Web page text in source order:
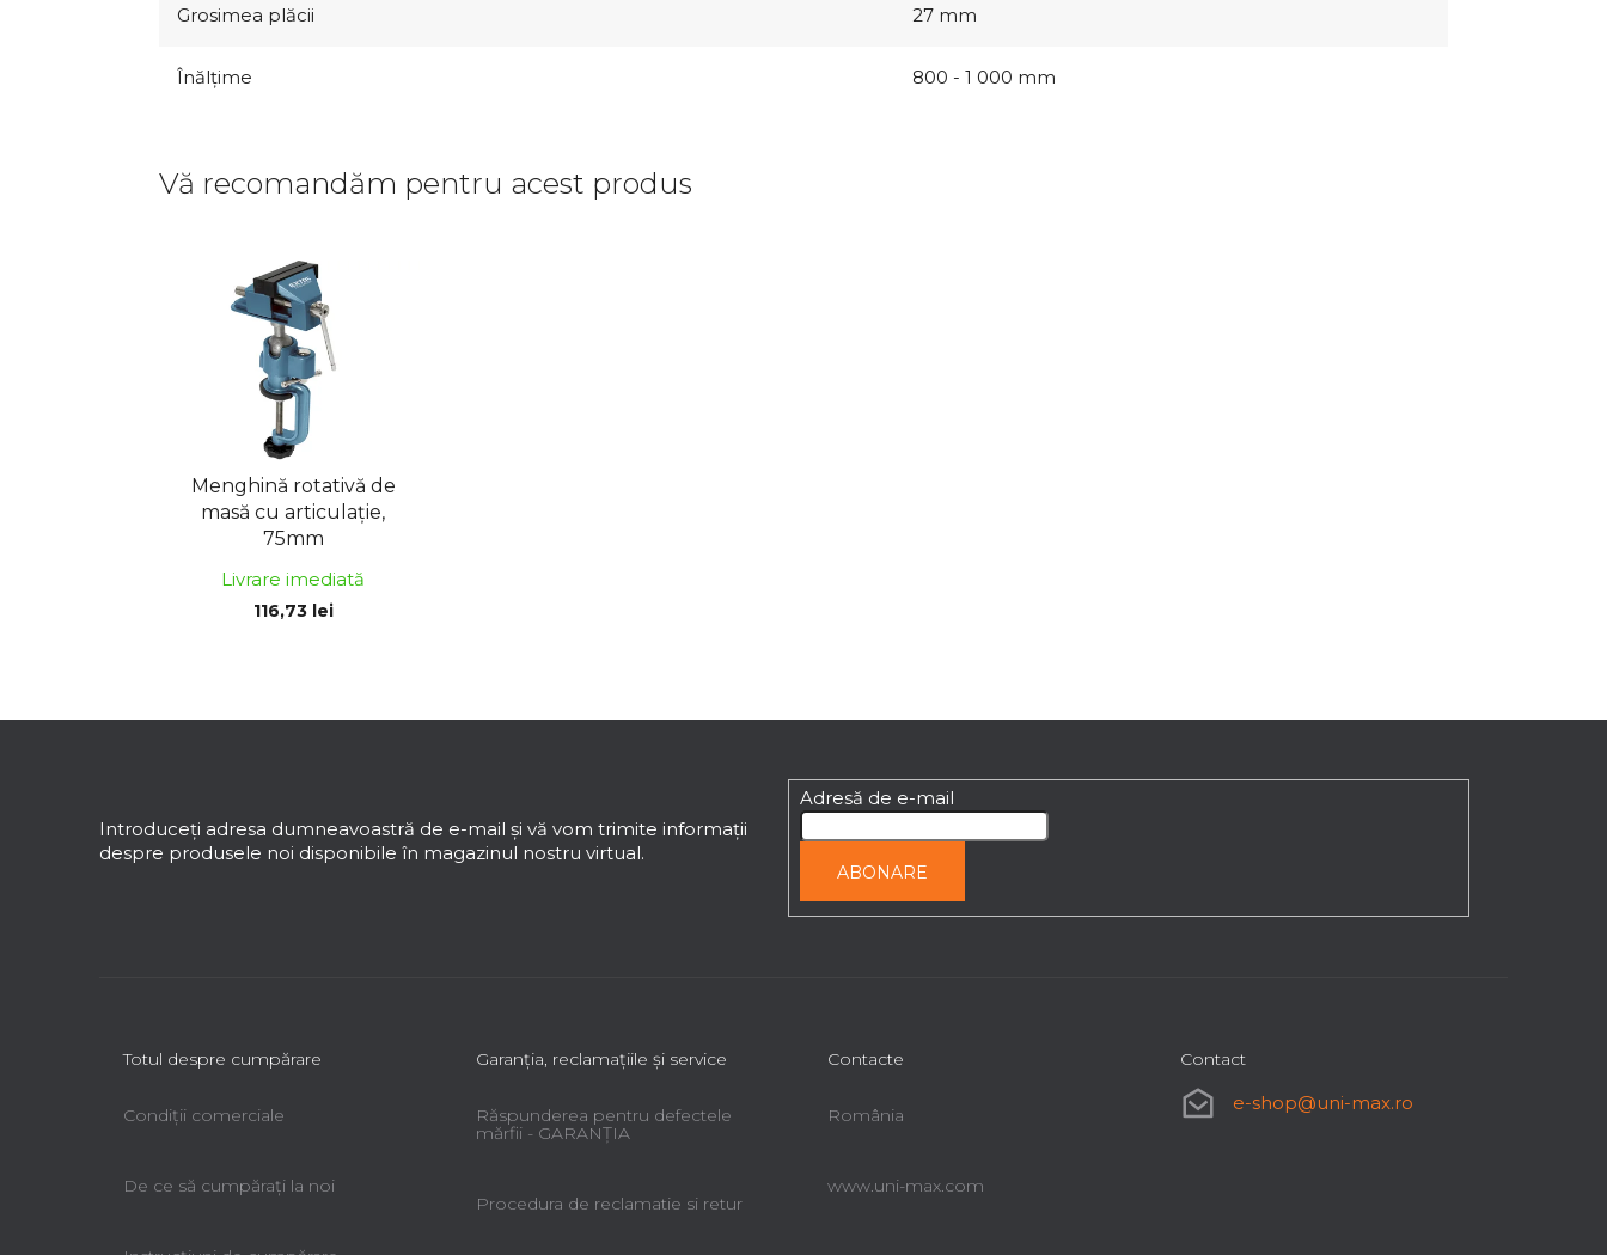
Grosimea plăcii 27 mm
Înălţime 800 - 1 000 mm
Vă recomandăm pentru acest produs
Menghină rotativă de
masă cu articulație,
75mm
Livrare imediată
116,73 lei
Introduceţi adresa dumneavoastră de e-mail şi vă vom trimite informaţii
despre produsele noi disponibile în magazinul nostru virtual.
Adresă de e-mail
ABONARE
Totul despre cumpărare
Condiții comerciale
De ce să cumpăraţi la noi
Garanţia, reclamaţiile şi service
Răspunderea pentru defectele
mărfii - GARANŢIA
Procedura de reclamatie si retur
Contacte
România
www.uni-max.com
Contact
e-shop@uni-max.ro